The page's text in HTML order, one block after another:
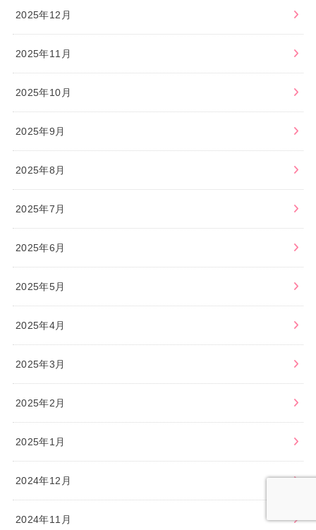
2025年12月
2025年11月
2025年10月
2025年9月
2025年8月
2025年7月
2025年6月
2025年5月
2025年4月
2025年3月
2025年2月
2025年1月
2024年12月
2024年11月